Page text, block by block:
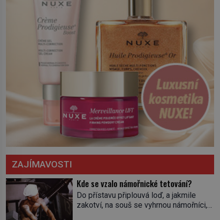
ZAJÍMAVOSTI
Kde se vzalo námořnické tetování?
Do přístavu připlouvá loď, a jakmile
zakotví, na souš se vyhrnou námořníci,